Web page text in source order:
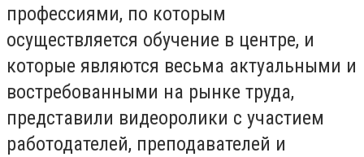
профессиями, по которым
осуществляется обучение в центре, и
которые являются весьма актуальными и
востребованными на рынке труда,
представили видеоролики с участием
работодателей, преподавателей и